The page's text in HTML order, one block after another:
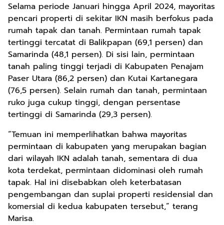
Selama periode Januari hingga April 2024, mayoritas
pencari properti di sekitar IKN masih berfokus pada
rumah tapak dan tanah. Permintaan rumah tapak
tertinggi tercatat di Balikpapan (69,1 persen) dan
Samarinda (48,1 persen). Di sisi lain, permintaan
tanah paling tinggi terjadi di Kabupaten Penajam
Paser Utara (86,2 persen) dan Kutai Kartanegara
(76,5 persen). Selain rumah dan tanah, permintaan
ruko juga cukup tinggi, dengan persentase
tertinggi di Samarinda (29,3 persen).
“Temuan ini memperlihatkan bahwa mayoritas
permintaan di kabupaten yang merupakan bagian
dari wilayah IKN adalah tanah, sementara di dua
kota terdekat, permintaan didominasi oleh rumah
tapak. Hal ini disebabkan oleh keterbatasan
pengembangan dan suplai properti residensial dan
komersial di kedua kabupaten tersebut,” terang
Marisa.